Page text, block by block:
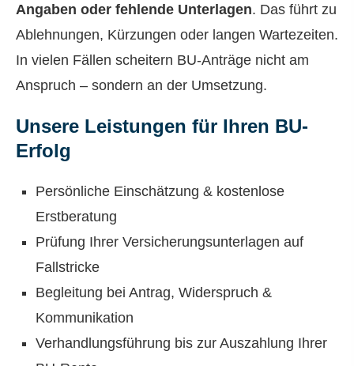
Angaben oder fehlende Unterlagen. Das führt zu
Ablehnungen, Kürzungen oder langen Wartezeiten.
In vielen Fällen scheitern BU-Anträge nicht am
Anspruch – sondern an der Umsetzung.
Unsere Leistungen für Ihren BU-
Erfolg
Persönliche Einschätzung & kostenlose
Erstberatung
Prüfung Ihrer Versicherungsunterlagen auf
Fallstricke
Begleitung bei Antrag, Widerspruch &
Kommunikation
Verhandlungsführung bis zur Auszahlung Ihrer